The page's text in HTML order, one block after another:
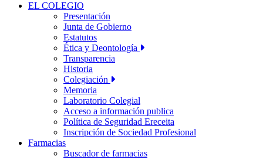
EL COLEGIO
Presentación
Junta de Gobierno
Estatutos
Ética y Deontología
Transparencia
Historia
Colegiación
Memoria
Laboratorio Colegial
Acceso a información publica
Política de Seguridad Ereceita
Inscripción de Sociedad Profesional
Farmacias
Buscador de farmacias